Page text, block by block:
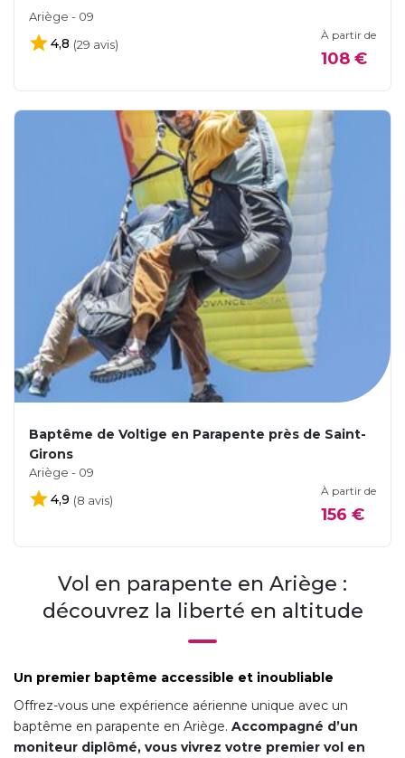
Ariège - 09
4,8 (29 avis)
À partir de
108 €
Baptême de Voltige en Parapente près de Saint-
Girons
Ariège - 09
4,9 (8 avis)
À partir de
156 €
Vol en parapente en Ariège :
découvrez la liberté en altitude
Un premier baptême accessible et inoubliable
Offrez-vous une expérience aérienne unique avec un
baptême en parapente en Ariège. Accompagné d’un
moniteur diplômé, vous vivrez votre premier vol en